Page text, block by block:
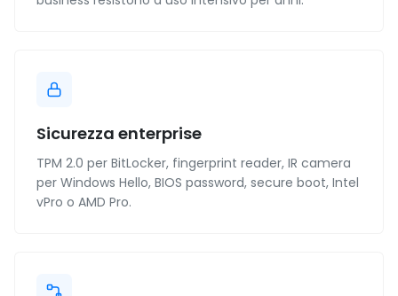
Sicurezza enterprise
TPM 2.0 per BitLocker, fingerprint reader, IR camera
per Windows Hello, BIOS password, secure boot, Intel
vPro o AMD Pro.